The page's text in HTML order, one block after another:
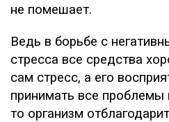
не помешает.
Ведь в борьбе с
стресса все средства
сам стресс, а его
принимать все
то организм